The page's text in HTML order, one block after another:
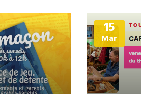
15
Mar
Plus
d'informations